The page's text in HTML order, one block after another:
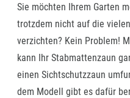
Sie möchten Ihrem Garten
trotzdem nicht auf die
verzichten? Kein Problem!
kann Ihr Stabmattenzaun
einen Sichtschutzzaun
dem Modell gibt es dafür